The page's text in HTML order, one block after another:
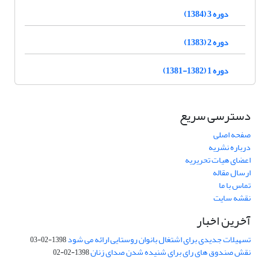
دوره 3 (1384)
دوره 2 (1383)
دوره 1 (1382-1381)
دسترسی سریع
صفحه اصلی
درباره نشریه
اعضای هیات تحریریه
ارسال مقاله
تماس با ما
نقشه سایت
آخرین اخبار
تسهیلات جدیدی برای اشتغال بانوان روستایی ارائه می شود1398-02-03
نقش صندوق های رای برای شنیده شدن صدای زنان1398-02-02